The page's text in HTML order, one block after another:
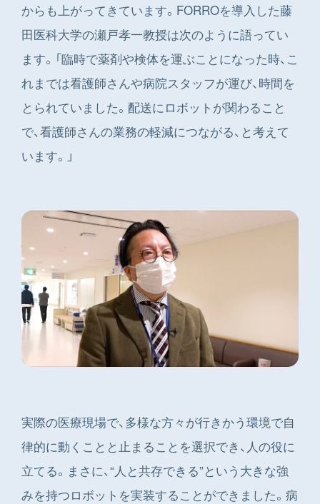
からも上がってきています。FORROを導入した藤
田医科大学の瀬戸孝一教授は次のように語ってい
ます。「臨時で薬剤や検体を運ぶことになった時、こ
れまでは看護師さんや病院スタッフが運び、時間を
とられていました。配送にロボットが関わること
で、看護師さんの業務の軽減につながる、と考えて
います。」
実際の医療現場で、多様な方々が行きかう環境で自
律的に動くことと止まることを選択でき、人の役に
立てる。まさに、“人と共存できる”という大きな強
みを持つロボットを実装することができました。病